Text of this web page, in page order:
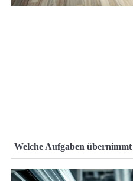
Welche Aufgaben